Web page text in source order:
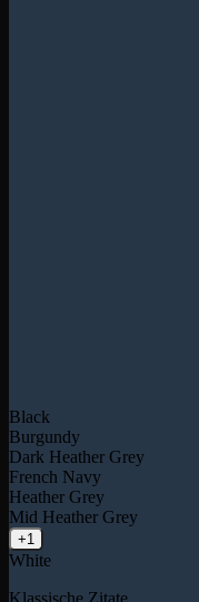
Black
Burgundy
Dark Heather Grey
French Navy
Heather Grey
Mid Heather Grey
+1
White